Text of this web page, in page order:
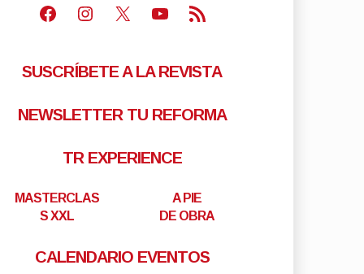
Facebook
Instagram
X Youtube
Feed RSS
SUSCRÍBETE A LA REVISTA
NEWSLETTER TU REFORMA
TR EXPERIENCE
MASTERCLAS
S XXL
A PIE
DE OBRA
CALENDARIO EVENTOS